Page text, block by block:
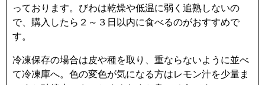
っております。びわは乾燥や低温に弱く追熟しないの
で、購入したら２～３日以内に食べるのがおすすめで
す。
冷凍保存の場合は皮や種を取り、重ならないように並べ
て冷凍庫へ。色の変色が気になる方はレモン汁を少量ま